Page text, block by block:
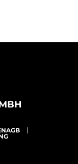
AGB